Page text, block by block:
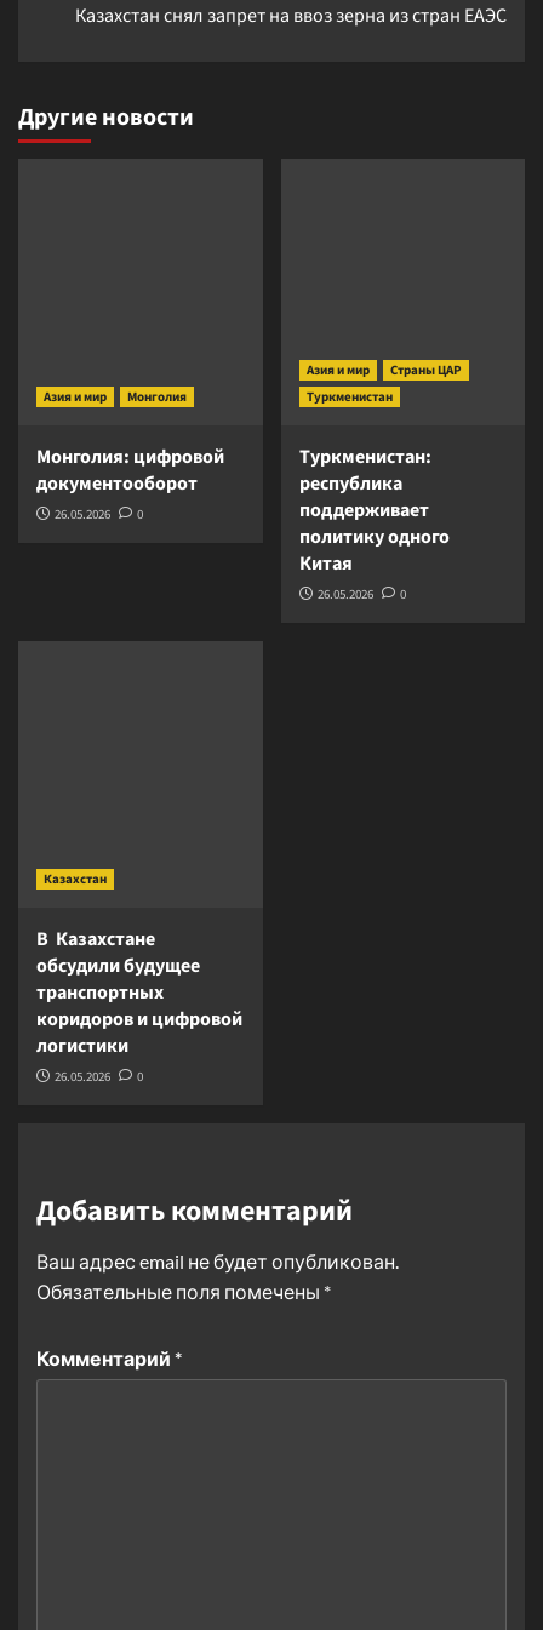
Казахстан снял запрет на ввоз зерна из стран ЕАЭС
Другие новости
Азия и мир Монголия
Монголия: цифровой
документооборот
26.05.2026 0
Азия и мир
Страны ЦАР
Туркменистан
Туркменистан:
республика
поддерживает
политику одного
Китая
26.05.2026 0
Казахстан
В Казахстане
обсудили будущее
транспортных
коридоров и цифровой
логистики
26.05.2026 0
Добавить комментарий
Ваш адрес email не будет опубликован.
Обязательные поля помечены *
Комментарий *